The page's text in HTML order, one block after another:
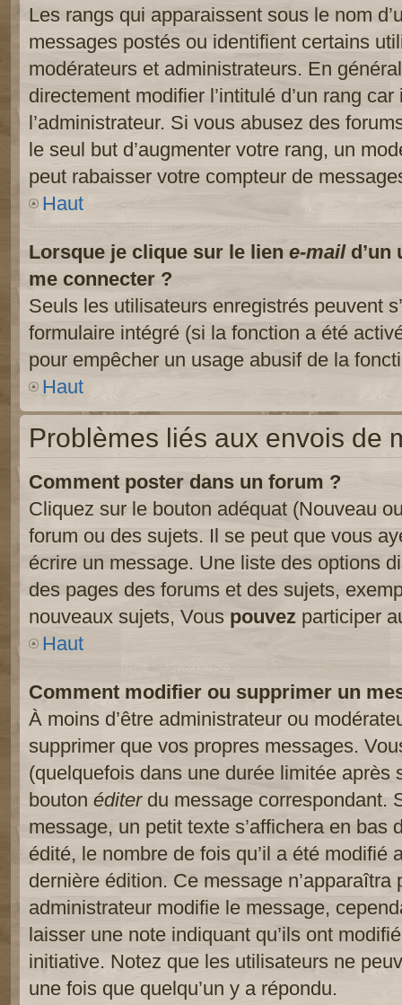
Les rangs qui apparaissent sous le nom
messages postés ou identifient certains
modérateurs et administrateurs. En
directement modifier l’intitulé d’un rang
l’administrateur. Si vous abusez des
le seul but d’augmenter votre rang, un
peut rabaisser votre compteur de
Haut
Lorsque je clique sur le lien e-maild’un
me connecter ?
Seuls les utilisateurs enregistrés peuvent
formulaire intégré (si la fonction a été
pour empêcher un usage abusif de la
Haut
Problèmes liés aux envois de
Comment poster dans un forum ?
Cliquez sur le bouton adéquat (Nouveau
forum ou des sujets. Il se peut que vous
écrire un message. Une liste des options
des pages des forums et des sujets,
nouveaux sujets, Vous pouvez participer
Haut
Comment modifier ou supprimer un
À moins d’être administrateur ou
supprimer que vos propres messages.
(quelquefois dans une durée limitée après
bouton éditerdu message correspondant.
message, un petit texte s’affichera en bas
édité, le nombre de fois qu’il a été modifié
dernière édition. Ce message
administrateur modifie le message,
laisser une note indiquant qu’ils ont
initiative. Notez que les utilisateurs ne
une fois que quelqu’un y a répondu.